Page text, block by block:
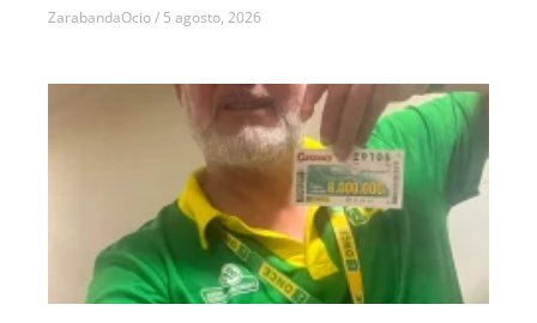
ZarabandaOcio 5 agosto, 2026